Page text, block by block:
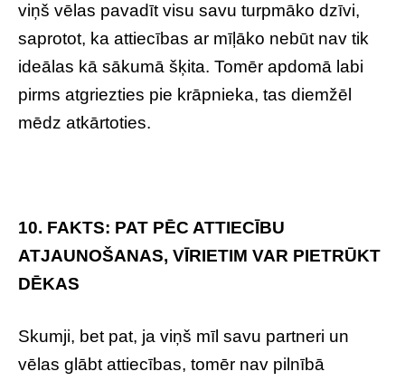
viņš vēlas pavadīt visu savu turpmāko dzīvi,
saprotot, ka attiecības ar mīļāko nebūt nav tik
ideālas kā sākumā šķita. Tomēr apdomā labi
pirms atgriezties pie krāpnieka, tas diemžēl
mēdz atkārtoties.
10. FAKTS: PAT PĒC ATTIECĪBU
ATJAUNOŠANAS, VĪRIETIM VAR PIETRŪKT
DĒKAS
Skumji, bet pat, ja viņš mīl savu partneri un
vēlas glābt attiecības, tomēr nav pilnībā